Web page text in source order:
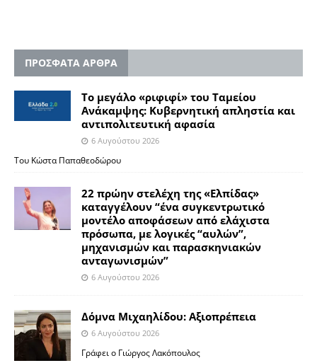
ΠΡΟΣΦΑΤΑ ΑΡΘΡΑ
Το μεγάλο «ριφιφί» του Ταμείου
Ανάκαμψης: Κυβερνητική απληστία και
αντιπολιτευτική αφασία
6 Αυγούστου 2026
Του Κώστα Παπαθεοδώρου
22 πρώην στελέχη της «Ελπίδας»
καταγγέλουν “ένα συγκεντρωτικό
μοντέλο αποφάσεων από ελάχιστα
πρόσωπα, με λογικές “αυλών”,
μηχανισμών και παρασκηνιακών
ανταγωνισμών”
6 Αυγούστου 2026
Δόμνα Μιχαηλίδου: Αξιοπρέπεια
6 Αυγούστου 2026
Γράφει ο Γιώργος Λακόπουλος